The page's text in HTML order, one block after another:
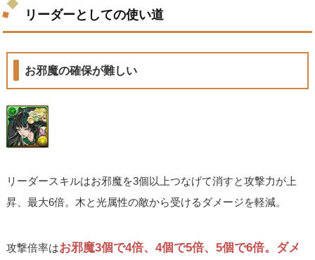
リーダーとしての使い道
お邪魔の確保が難しい
リーダースキルはお邪魔を3個以上つなげて消すと攻撃力が上
昇、最大6倍。木と光属性の敵から受けるダメージを軽減。
攻撃倍率はお邪魔3個で4倍、4個で5倍、5個で6倍。ダメ